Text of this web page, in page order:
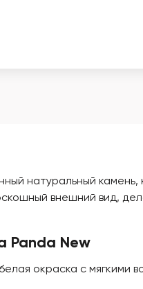
натуральный
внешний вид,
Panda New
окраска с мягкими